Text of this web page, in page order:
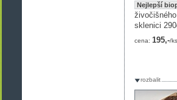
Nejlepší
sklenici
cena: 195,-/ks
rozbalit